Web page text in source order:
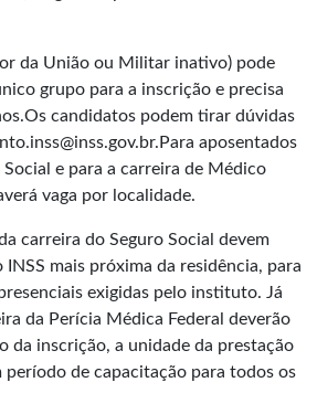
da União ou Militar inativo) pode
grupo para a inscrição e precisa
candidatos podem tirar dúvidas
aposentados
e para a carreira de Médico
vaga por localidade.
carreira do Seguro Social devem
mais próxima da residência, para
exigidas pelo instituto. Já
da Perícia Médica Federal deverão
da inscrição, a unidade da prestação
período de capacitação para todos os